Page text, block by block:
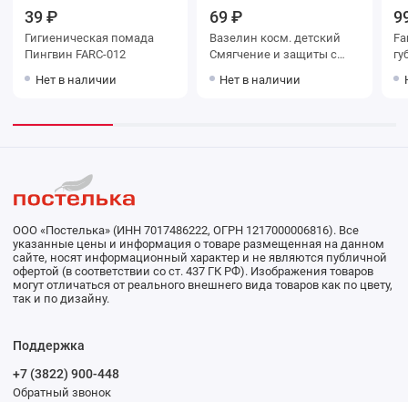
39 ₽
Гигиеническая помада
Пингвин FARC-012
Нет в наличии
69 ₽
Вазелин косм. детский
Смягчение и защиты с
Нет в наличии
ООО «Постелька» (ИНН 7017486222, ОГРН 1217000006816). Все
указанные цены и информация о товаре размещенная на данном
сайте, носят информационный характер и не являются публичной
офертой (в соответствии со ст. 437 ГК РФ). Изображения товаров
могут отличаться от реального внешнего вида товаров как по цвету,
так и по дизайну.
Поддержка
+7 (3822) 900-448
Обратный звонок